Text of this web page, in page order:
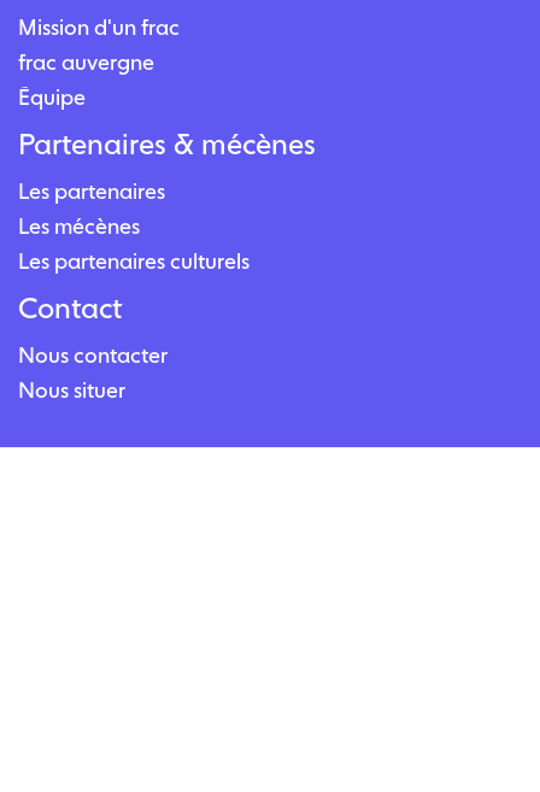
Mission d'un frac
frac auvergne
Équipe
Partenaires & mécènes
Les partenaires
Les mécènes
Les partenaires culturels
Contact
Nous contacter
Nous situer